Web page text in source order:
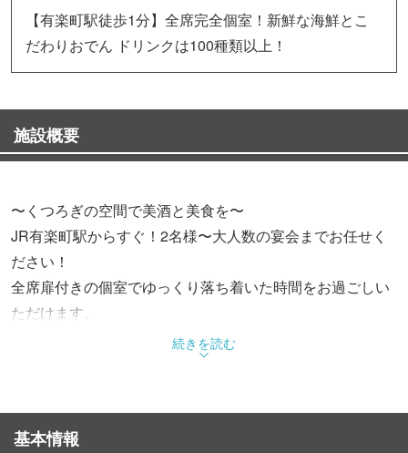
【有楽町駅徒歩1分】全席完全個室！新鮮な海鮮とこ
だわりおでん ドリンクは100種類以上！
施設概要
〜くつろぎの空間で美酒と美食を〜
JR有楽町駅からすぐ！2名様〜大人数の宴会までお任せく
ださい！
全席扉付きの個室でゆっくり落ち着いた時間をお過ごしい
ただけます。
青森から直送の鮮魚と、全国の美味しい食材を使った炉端
アルコールもソフトドリンクも、他にはない種類の多さが
自慢です！
続きを読む
基本情報